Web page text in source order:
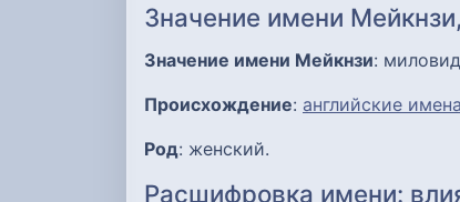
Значение имени
Значение имени Мейкнзи:
Происхождение: английские имена
Род: женский.
Расшифровка имени: